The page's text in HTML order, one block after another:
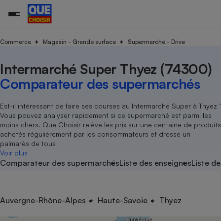
Commerce Magasin - Grande surface Supermarché - Drive
Intermarché Super Thyez (74300)
Comparateur des supermarchés
Est-il intéressant de faire ses courses au Intermarché Super à Thyez ’
Vous pouvez analyser rapidement si ce supermarché est parmi les
moins chers. Que Choisir relève les prix sur une centaine de produits
achetés régulièrement par les consommateurs et dresse un
palmarès de tous
Voir plus
Comparateur des supermarchésListe des enseignesListe
Auvergne-Rhône-Alpes Haute-Savoie Thyez
Additifs
Nutrition
Assurance auto
Magasin - Grande surface
Méthode de vente -
Organismes de défense
Système judiciairegratuit
Déchet
Achat - Vente - Travaux
Location
Sport
électrique
Démarche administrative
Senior
Service marchand
Train
Transport aérien
Toutes les actualités
Enquêtes
Guides d'achat
Conseils
Brèves
Tous les services
Soumettre un litige
Lettres types
Rencontrer une association locale
Tous nos combats
Nos actions
Nos grandes victoires
Les billets de la présidente
Nos associations locales
Nous rejoindre
En savoir plus sur Que Choisir Ensemble
?
L’association
Nos missions
Notre méthodologie
Notre financement
Nos partenaires
Nous rejoindre